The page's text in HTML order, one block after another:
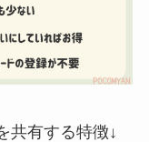
共有する特徴↓